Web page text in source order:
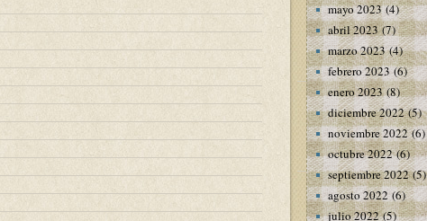
mayo 2023(4)
abril 2023(7)
marzo 2023(4)
febrero 2023(6)
enero 2023(8)
diciembre 2022(5)
noviembre 2022(6)
octubre 2022(6)
septiembre 2022(5)
agosto 2022 (6)
julio 2022(5)